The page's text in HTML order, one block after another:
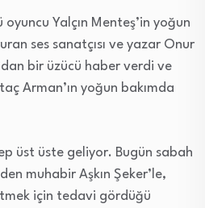
Yalçın Menteş’in yoğun
ses sanatçısı ve yazar Onur
bir üzücü haber verdi ve
Arman’ın yoğun bakımda
üst üste geliyor. Bugün sabah
muhabir Aşkın Şeker’le,
için tedavi gördüğü